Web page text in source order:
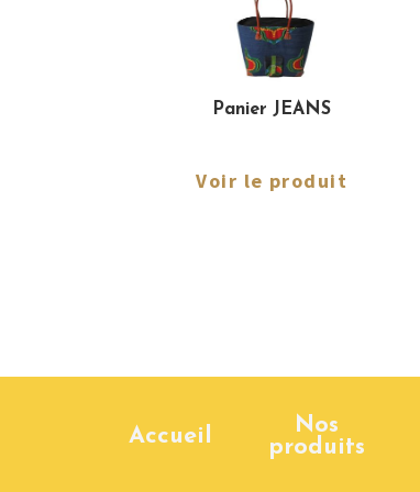
Panier JEANS
Voir le produit
Accueil
Nos
produits